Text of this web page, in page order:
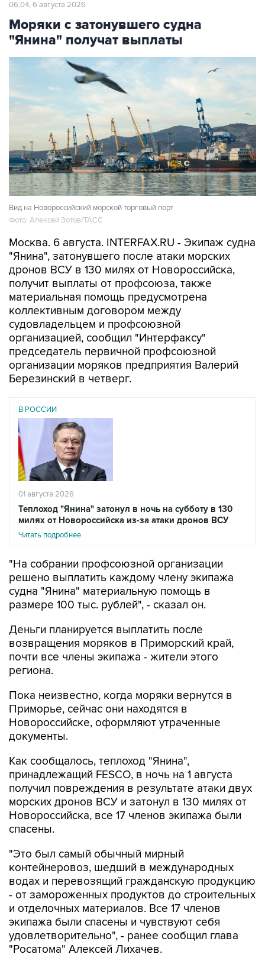
06:04, 6 августа 2026
Моряки с затонувшего судна
"Янина" получат выплаты
Вид на Новороссийский морской торговый порт
Фото: Алексей Зотов/ТАСС
Москва. 6 августа. INTERFAX.RU - Экипаж судна
"Янина", затонувшего после атаки морских
дронов ВСУ в 130 милях от Новороссийска,
получит выплаты от профсоюза, также
материальная помощь предусмотрена
коллективным договором между
судовладельцем и профсоюзной
организацией, сообщил "Интерфаксу"
председатель первичной профсоюзной
организации моряков предприятия Валерий
Березинский в четверг.
В РОССИИ
01 августа 2026
Теплоход "Янина" затонул в ночь на субботу в 130
милях от Новороссийска из-за атаки дронов ВСУ
Читать подробнее
"На собрании профсоюзной организации
решено выплатить каждому члену экипажа
судна "Янина" материальную помощь в
размере 100 тыс. рублей", - сказал он.
Деньги планируется выплатить после
возвращения моряков в Приморский край,
почти все члены экипажа - жители этого
региона.
Пока неизвестно, когда моряки вернутся в
Приморье, сейчас они находятся в
Новороссийске, оформляют утраченные
документы.
Как сообщалось, теплоход "Янина",
принадлежащий FESCO, в ночь на 1 августа
получил повреждения в результате атаки двух
морских дронов ВСУ и затонул в 130 милях от
Новороссийска, все 17 членов экипажа были
спасены.
"Это был самый обычный мирный
контейнеровоз, шедший в международных
водах и перевозящий гражданскую продукцию
- от замороженных продуктов до строительных
и отделочных материалов. Все 17 членов
экипажа были спасены и чувствуют себя
удовлетворительно", - ранее сообщил глава
"Росатома" Алексей Лихачев.